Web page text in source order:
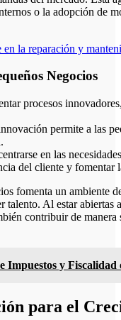
o la adopción de
en la reparación y
Negocios
procesos
permite a las
en las
del cliente y fomentar
fomenta un ambiente
Al estar abiertas
contribuir de
Impuestos y
para el